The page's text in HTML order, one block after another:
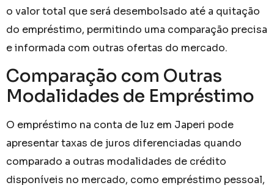
o valor total que será desembolsado até a quitação
do empréstimo, permitindo uma comparação precisa
e informada com outras ofertas do mercado.
Comparação com Outras
Modalidades de Empréstimo
O empréstimo na conta de luz em Japeri pode
apresentar taxas de juros diferenciadas quando
comparado a outras modalidades de crédito
disponíveis no mercado, como empréstimo pessoal,